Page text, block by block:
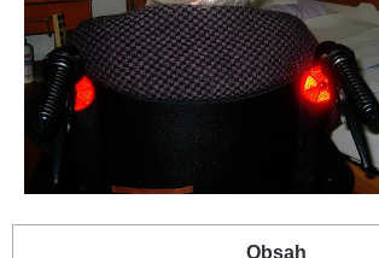
Obsah